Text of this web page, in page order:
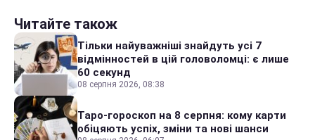
Читайте також
Тільки найуважніші знайдуть усі 7
відмінностей в цій головоломці: є лише
60 секунд
08 серпня 2026, 08:38
Таро-гороскоп на 8 серпня: кому карти
обіцяють успіх, зміни та нові шанси